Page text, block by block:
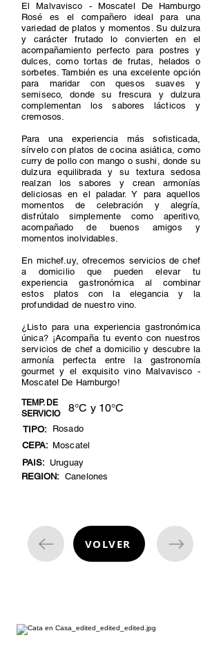
El Malvavisco - Moscatel De Hamburgo
Rosé es el compañero ideal para una
variedad de platos y momentos. Su dulzura
y carácter frutado lo convierten en el
acompañamiento perfecto para postres y
dulces, como tortas de frutas, helados o
sorbetes. También es una excelente opción
para maridar con quesos suaves y
semiseco, donde su frescura y dulzura
complementan los sabores lácticos y
cremosos.
Para una experiencia más sofisticada,
sírvelo con platos de cocina asiática, como
curry de pollo con mango o sushi, donde su
dulzura equilibrada y su textura sedosa
realzan los sabores y crean armonías
deliciosas en el paladar. Y para aquellos
momentos de celebración y alegría,
disfrútalo simplemente como aperitivo,
acompañado de buenos amigos y
momentos inolvidables.
En michef.uy, ofrecemos servicios de chef
a domicilio que pueden elevar tu
experiencia gastronómica al combinar
estos platos con la elegancia y la
profundidad de nuestro vino.
¿Listo para una experiencia gastronómica
única? ¡Acompaña tu evento con nuestros
servicios de chef a domicilio y descubre la
armonía perfecta entre la gastronomía
gourmet y el exquisito vino Malvavisco -
Moscatel De Hamburgo!
TEMP. DE
SERVICIO
8°C y 10°C
TIPO:
Rosado
CEPA: Moscatel
PAIS: Uruguay
REGION: Canelones
VOLVER